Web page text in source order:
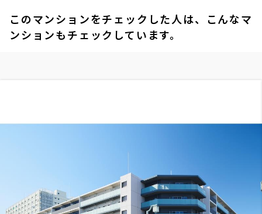
このマンションをチェックした人は、こんなマ
ンションもチェックしています。